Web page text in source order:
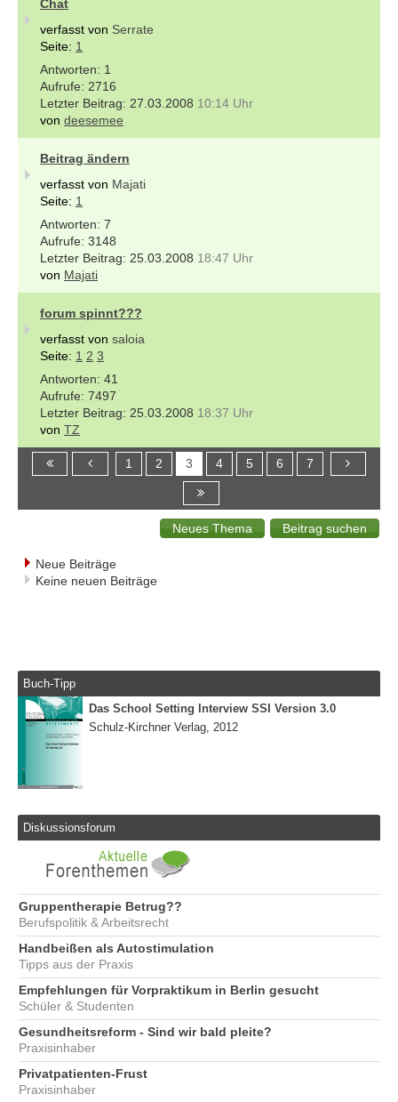
Chat
verfasst von Serrate
Seite: 1
1
2716
27.03.2008 10:14 Uhr
von deesemee
Beitrag ändern
verfasst von Majati
Seite: 1
7
3148
25.03.2008 18:47 Uhr
von Majati
forum spinnt???
verfasst von saloia
Seite: 1 2 3
41
7497
25.03.2008 18:37 Uhr
von TZ
1 2 3 4 5 6 7
Neue Beiträge
Keine neuen Beiträge
Buch-Tipp
Das School Setting Interview SSI Version 3.0
Schulz-Kirchner Verlag, 2012
Diskussionsforum
Gruppentherapie Betrug??
Berufspolitik & Arbeitsrecht
Handbeißen als Autostimulation
Tipps aus der Praxis
Empfehlungen für Vorpraktikum in Berlin gesucht
Schüler & Studenten
Gesundheitsreform - Sind wir bald pleite?
Praxisinhaber
Privatpatienten-Frust
Praxisinhaber